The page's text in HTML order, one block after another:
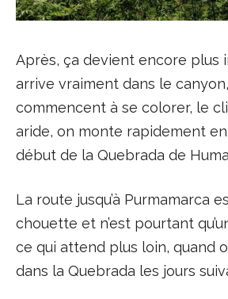
Après, ça devient encore plus
arrive vraiment dans le
commencent à se colorer, le
aride, on monte rapidement en
début de la Quebrada de
La route jusqu’à Purmamarca
chouette et n’est pourtant
ce qui attend plus loin, quand
dans la Quebrada les jours